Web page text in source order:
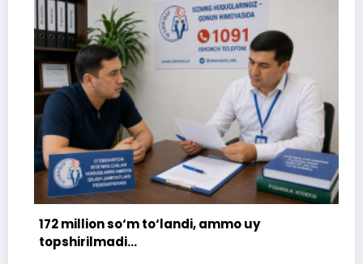
million so‘m to‘landi, ammo uy